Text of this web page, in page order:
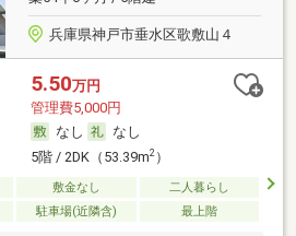
兵庫県神戸市垂水区歌敷山４
5.50万円
管理費5,000円
なし
なし
5階 / 2DK（53.39m2）
敷金なし
二人暮らし
駐車場(近隣含) 最上階